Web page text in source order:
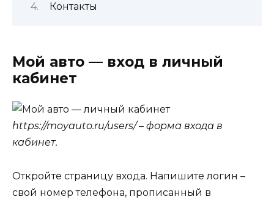
Контакты
Мой авто — вход в личный
кабинет
https://moyauto.ru/users/ – форма входа в
кабинет.
Откройте страницу входа. Напишите логин –
свой номер телефона, прописанный в